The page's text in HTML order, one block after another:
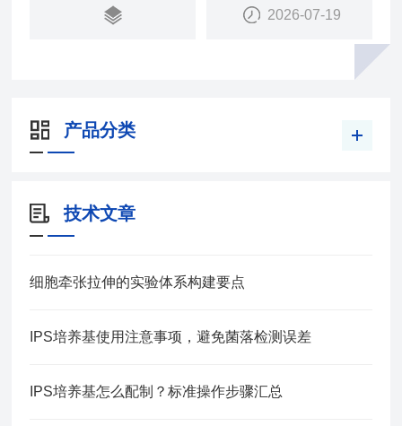
● 符合法规要求：化学成分限定、无动物成分
2026-07-19
产品分类
技术文章
细胞牵张拉伸的实验体系构建要点
IPS培养基使用注意事项，避免菌落检测误差
IPS培养基怎么配制？标准操作步骤汇总